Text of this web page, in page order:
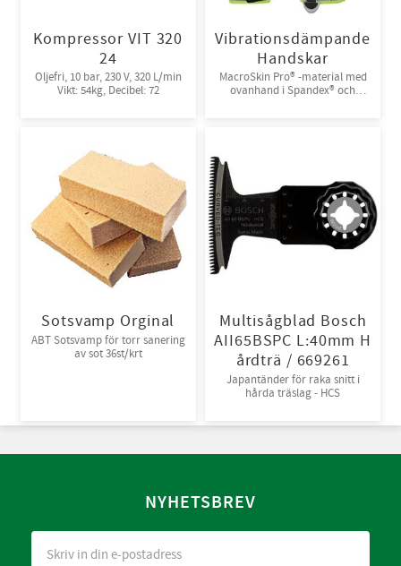
Kompressor VIT 320
24
Oljefri, 10 bar, 230 V, 320 L/min
Vikt: 54kg, Decibel: 72
Vibrationsdämpande
Handskar
MacroSkin Pro® -material med
ovanhand i Spandex® och
Sotsvamp Orginal
ABT Sotsvamp för torr sanering
av sot 36st/krt
Multisågblad Bosch
AII65BSPC L:40mm H
årdträ / 669261
Japantänder för raka snitt i
hårda träslag - HCS
NYHETSBREV